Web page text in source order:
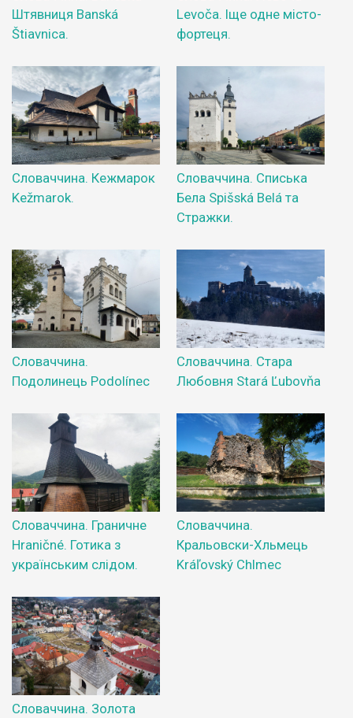
Штявниця Banská
Štiavnica.
Levoča. Іще одне місто-
фортеця.
Словаччина. Кежмарок
Kežmarok.
Словаччина. Списька
Бела Spišská Belá та
Стражки.
Словаччина.
Подолинець Podolínec
Словаччина. Стара
Любовня Stará Ľubovňa
Словаччина. Граничне
Hraničné. Готика з
українським слідом.
Словаччина.
Кральовски-Хльмець
Kráľovský Chlmec
Словаччина. Золота